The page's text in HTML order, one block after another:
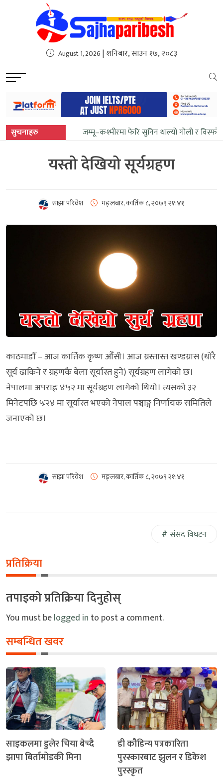
sweet bonanza
August 1, 2026 | शनिबार, साउन १७, २०८३
सुचनाहरु जम्मू–कश्मीरमा फेरि सुनिन थाल्यो गोली र
यस्तो देखियो सूर्यग्रहण
साझा परिवेश मङ्लबार, कार्तिक ८, २०७९२१:४१
काठमाडौँ – आज कार्तिक कृष्ण औँसी। आज ग्रस्तास्त खण्डग्रास (थोरै
सूर्य ढाकिने र ग्रहणकै बेला सूर्यास्त हुने) सूर्यग्रहण लागेको छ।
नेपालमा अपराह्न ४ः५२ मा सूर्यग्रहण लागेको थियो। त्यसको ३२
मिनेटपछि ५ः२४ मा सूर्यास्त भएको नेपाल पञ्चाङ्ग निर्णायक समितिले
जनाएको छ।
साझा परिवेश मङ्लबार, कार्तिक ८, २०७९२१:४१
संसद विघटन
प्रतिक्रिया
तपाइको प्रतिक्रिया दिनुहोस्
You must belogged in to post a comment.
सम्बन्धित खवर
साइकलमा डुलेर चिया बेच्दै
झापा बिर्तामोडकी मिना
डी कौडिन्य पत्रकारिता
पुरस्कारबाट झुलन र डिकेश
पुरस्कृत